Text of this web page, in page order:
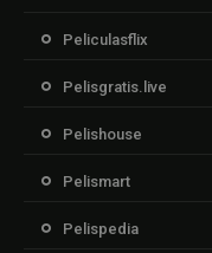
Peliculasflix
Pelisgratis.live
Pelishouse
Pelismart
Pelispedia